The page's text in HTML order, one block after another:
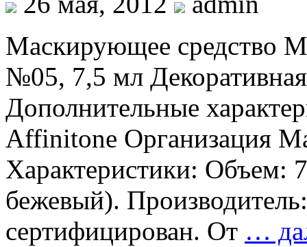
Маскирующее средство
№05, 7,5 мл
Дополнительные
Affinitone Организация
Характеристики: Объем:
бежевый).
сертифицирован. От …